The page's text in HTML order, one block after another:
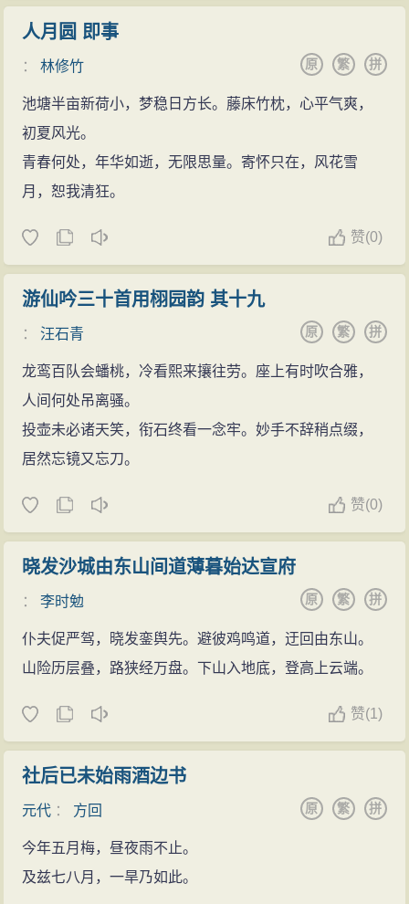
人月圆 即事
：林修竹 拼
繁
原
池塘半亩新荷小，梦稳日方长。藤床竹枕，心平气爽，
初夏风光。
青春何处，年华如逝，无限思量。寄怀只在，风花雪
月，恕我清狂。
赞(0)
游仙吟三十首用栩园韵 其十九
： 汪石青 拼
繁
原
龙鸾百队会蟠桃，冷看熙来攘往劳。座上有时吹合雅，
人间何处吊离骚。
投壶未必诸天笑，衔石终看一念牢。妙手不辞稍点缀，
居然忘镜又忘刀。
赞(0)
晓发沙城由东山间道薄暮始达宣府
：李时勉 拼
繁
原
仆夫促严驾，晓发銮舆先。避彼鸡鸣道，迂回由东山。
山险历层叠，路狭经万盘。下山入地底，登高上云端。
赞(1)
社后已未始雨酒边书
元代 ： 方回 拼
繁
原
今年五月梅，昼夜雨不止。
及兹七八月，一旱乃如此。